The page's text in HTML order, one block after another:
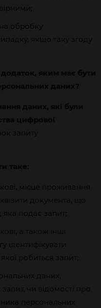
обробку
якщо таку згоду
яким має бути
даних?
даних, які були
цифрової
запиту
таке
місце проживання
документа, що
яка подає запит;
а також інші
ідентифікувати
робиться запит;
даних,
чи відомості про
персональних